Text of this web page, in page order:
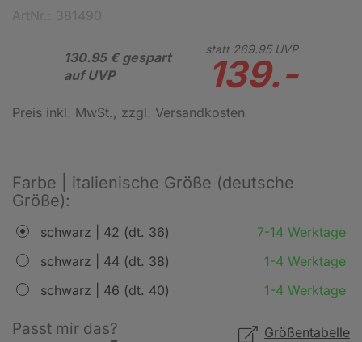
130.95 € gespart
auf UVP
statt 269.95UVP
139.-
Preis inkl. MwSt., zzgl. Versandkosten
Farbe | italienische Größe (deutsche
Größe):
schwarz | 42 (dt. 36)
7-14 Werktage
schwarz | 44 (dt. 38)
1-4 Werktage
schwarz | 46 (dt. 40)
1-4 Werktage
Größentabelle
Passt mir das?